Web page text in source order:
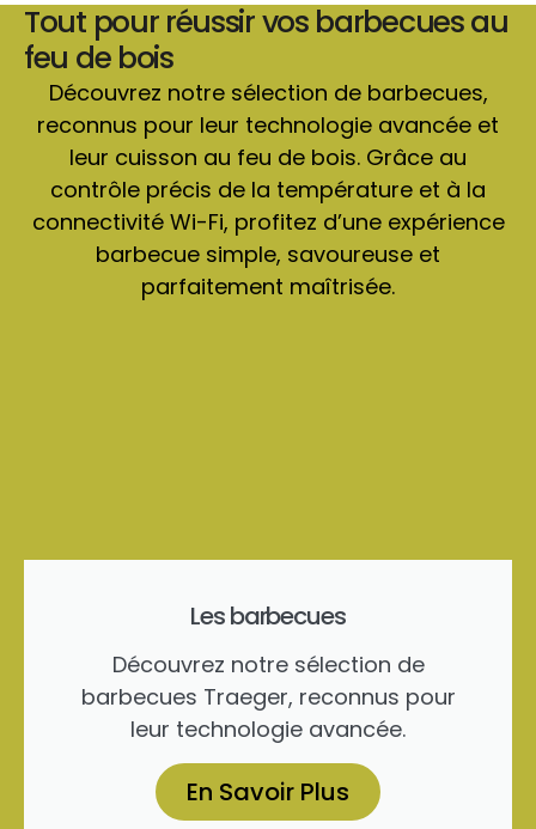
Tout pour réussir vos barbecues au
feu de bois
Découvrez notre sélection de barbecues,
reconnus pour leur technologie avancée et
leur cuisson au feu de bois. Grâce au
contrôle précis de la température et à la
connectivité Wi-Fi, profitez d’une expérience
barbecue simple, savoureuse et
parfaitement maîtrisée.
Les barbecues
Découvrez notre sélection de
barbecues Traeger, reconnus pour
leur technologie avancée.
En Savoir Plus